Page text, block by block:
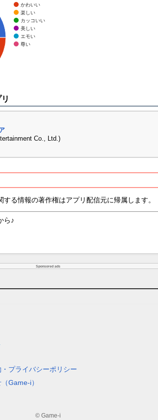
かわいい
楽しい
カッコいい
美しい
エモい
尊い
Co., Ltd.)
る情報の著作権はアプリ配信元に帰属します。
ら♪
Sponsored ads
プライバシーポリシー
Game-i）
© Game-i